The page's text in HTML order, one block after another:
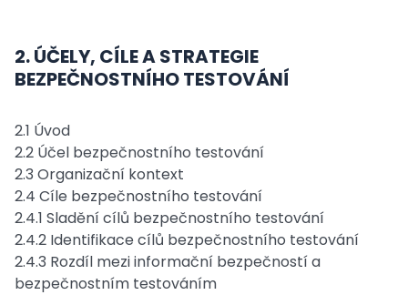
2. ÚČELY, CÍLE A STRATEGIE
BEZPEČNOSTNÍHO TESTOVÁNÍ
2.1 Úvod
2.2 Účel bezpečnostního testování
2.3 Organizační kontext
2.4 Cíle bezpečnostního testování
2.4.1 Sladění cílů bezpečnostního testování
2.4.2 Identifikace cílů bezpečnostního testování
2.4.3 Rozdíl mezi informační bezpečností a
bezpečnostním testováním